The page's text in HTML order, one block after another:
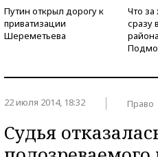
Путин открыл дорогу к
приватизации
Шереметьева
Что за
сразу
22 июля 2014, 18:32 Право
Судья